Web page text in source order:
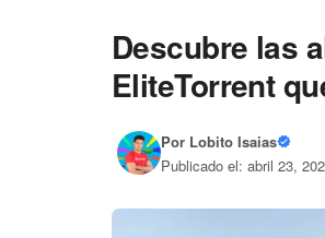
Descubre las
EliteTorrent
Por Lobito Isaias
Publicado el: abril 23,